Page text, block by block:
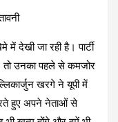
देखी जा रही है। पार्टी
तो उनका पहले से कमजोर
खरगे ने यूपी में
हुए अपने नेताओं से